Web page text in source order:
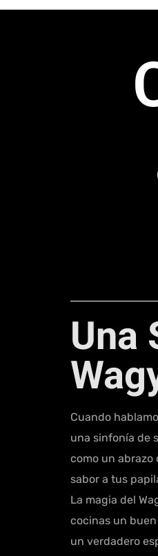
Una
Cuando
una sinfonía de
como un abrazo
sabor a tus
La magia del
cocinas un
un verdadero